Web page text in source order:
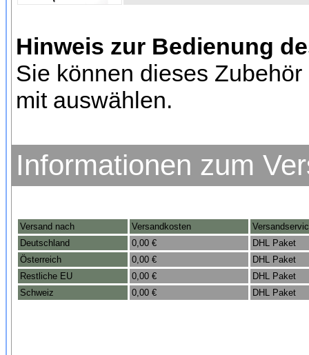
Hinweis zur Bedienung
Sie können dieses
mit auswählen.
Informationen zum
Versand nach Versandkosten
Deutschland
0,00 €
DHL Paket
Österreich
0,00 €
DHL Paket
Restliche EU
0,00 €
DHL Paket
Schweiz
0,00 € DHL Paket